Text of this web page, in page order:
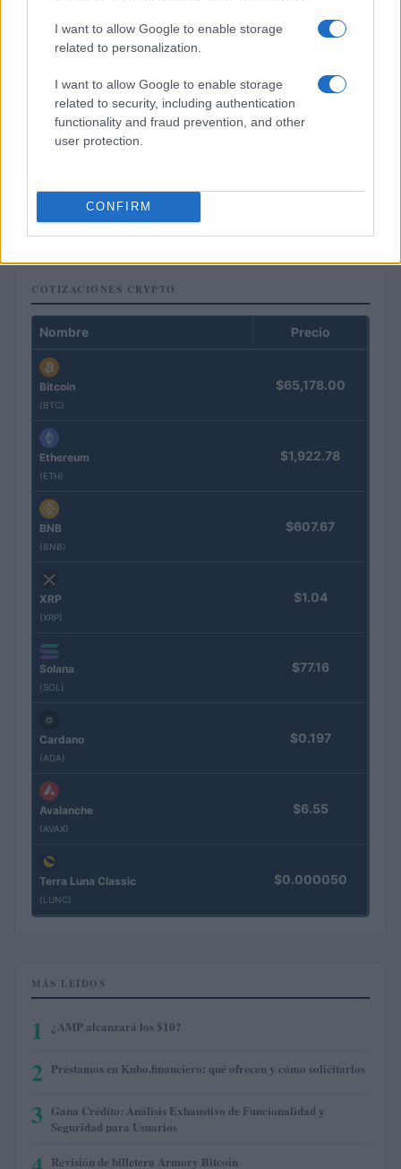
I want to allow Google to enable storage
related to personalization.
I want to allow Google to enable storage
related to security, including authentication
functionality and fraud prevention, and other
user protection.
CONFIRM
criptomonedas
COTIZACIONES CRYPTO
Nombre Precio
Bitcoin
(BTC)
$65,178.00
Ethereum
(ETH)
$1,922.78
BNB
(BNB)
$607.67
XRP
(XRP)
$1.04
Solana
(SOL)
$77.16
Cardano
(ADA)
$0.197
Avalanche
(AVAX)
$6.55
Terra Luna Classic
(LUNC)
$0.000050
MÁS LEÍDOS
1 ¿AMP alcanzará los $10?
2 Préstamos en Kubo.financiero: qué ofrecen y cómo solicitarlos
3 Gana Crédito: Análisis Exhaustivo de Funcionalidad y
Seguridad para Usuarios
Revisión de billetera Armory Bitcoin